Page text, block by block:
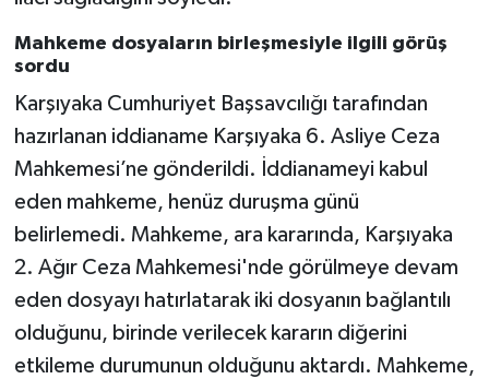
Mahkeme dosyaların birleşmesiyle ilgili görüş
sordu
Karşıyaka Cumhuriyet Başsavcılığı tarafından
hazırlanan iddianame Karşıyaka 6. Asliye Ceza
Mahkemesi’ne gönderildi. İddianameyi kabul
eden mahkeme, henüz duruşma günü
belirlemedi. Mahkeme, ara kararında, Karşıyaka
2. Ağır Ceza Mahkemesi'nde görülmeye devam
eden dosyayı hatırlatarak iki dosyanın bağlantılı
olduğunu, birinde verilecek kararın diğerini
etkileme durumunun olduğunu aktardı. Mahkeme,